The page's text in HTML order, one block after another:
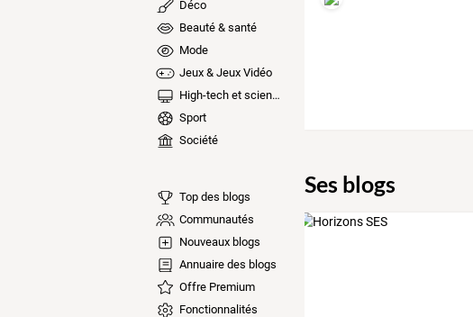
Déco
Beauté & santé
Mode
Jeux & Jeux Vidéo
High-tech et sciences
Sport
Société
Top des blogs
Communautés
Nouveaux blogs
Annuaire des blogs
Offre Premium
Fonctionnalités
Ses blogs